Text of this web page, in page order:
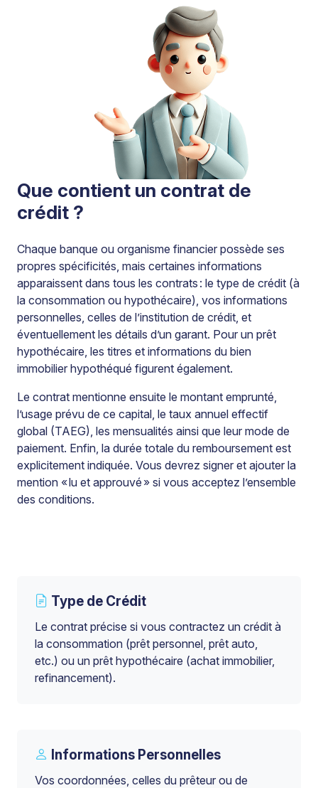
Que contient un contrat de
crédit ?
Chaque banque ou organisme financier possède ses
propres spécificités, mais certaines informations
apparaissent dans tous les contrats : le type de crédit (à
la consommation ou hypothécaire), vos informations
personnelles, celles de l’institution de crédit, et
éventuellement les détails d’un garant. Pour un prêt
hypothécaire, les titres et informations du bien
immobilier hypothéqué figurent également.
Le contrat mentionne ensuite le montant emprunté,
l’usage prévu de ce capital, le taux annuel effectif
global (TAEG), les mensualités ainsi que leur mode de
paiement. Enfin, la durée totale du remboursement est
explicitement indiquée. Vous devrez signer et ajouter la
mention « lu et approuvé » si vous acceptez l’ensemble
des conditions.
Type de Crédit
Le contrat précise si vous contractez un crédit à
la consommation (prêt personnel, prêt auto,
etc.) ou un prêt hypothécaire (achat immobilier,
refinancement).
Informations Personnelles
Vos coordonnées, celles du prêteur ou de